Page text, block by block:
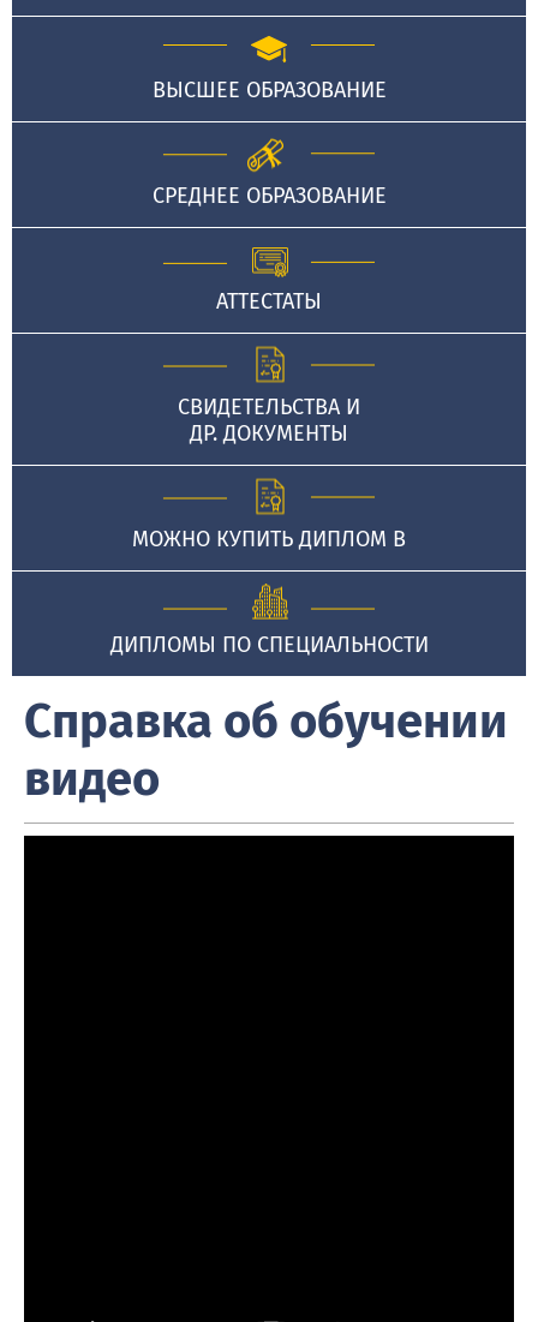
ВЫСШЕЕ ОБРАЗОВАНИЕ
СРЕДНЕЕ ОБРАЗОВАНИЕ
АТТЕСТАТЫ
СВИДЕТЕЛЬСТВА И
ДР. ДОКУМЕНТЫ
МОЖНО КУПИТЬ ДИПЛОМ В
ДИПЛОМЫ ПО СПЕЦИАЛЬНОСТИ
Справка об обучении
видео